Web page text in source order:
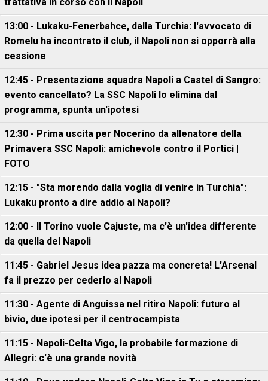
13:00 - Lukaku-Fenerbahce, dalla Turchia: l'avvocato di
Romelu ha incontrato il club, il Napoli non si opporrà alla
cessione
12:45 - Presentazione squadra Napoli a Castel di Sangro:
evento cancellato? La SSC Napoli lo elimina dal
programma, spunta un'ipotesi
12:30 - Prima uscita per Nocerino da allenatore della
Primavera SSC Napoli: amichevole contro il Portici |
FOTO
12:15 - "Sta morendo dalla voglia di venire in Turchia":
Lukaku pronto a dire addio al Napoli?
12:00 - Il Torino vuole Cajuste, ma c'è un'idea differente
da quella del Napoli
11:45 - Gabriel Jesus idea pazza ma concreta! L'Arsenal
fa il prezzo per cederlo al Napoli
11:30 - Agente di Anguissa nel ritiro Napoli: futuro al
bivio, due ipotesi per il centrocampista
11:15 - Napoli-Celta Vigo, la probabile formazione di
Allegri: c'è una grande novità